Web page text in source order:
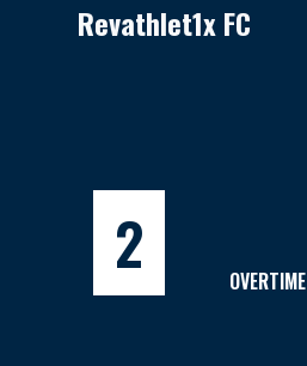
Revathlet1x FC
2 OVERTIME